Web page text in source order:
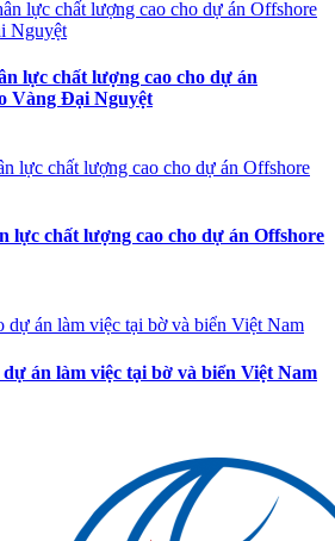
lực chất lượng cao cho dự án
Vàng Đại Nguyệt
lực chất lượng cao cho dự án Offshore
án làm việc tại bờ và biển Việt Nam